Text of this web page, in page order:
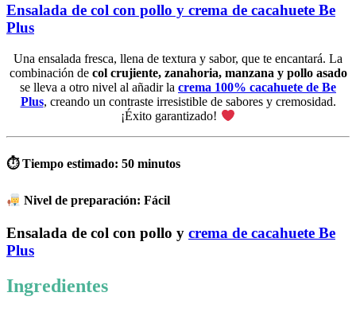
Ensalada de col con pollo y crema de cacahuete Be
Plus
Una ensalada fresca, llena de textura y sabor, que te encantará. La
combinación de col crujiente, zanahoria, manzana y pollo asado
se lleva a otro nivel al añadir la crema 100% cacahuete de Be
Plus, creando un contraste irresistible de sabores y cremosidad.
¡Éxito garantizado!
⏱ Tiempo estimado: 50 minutos
Nivel de preparación: Fácil
Ensalada de col con pollo y crema de cacahuete Be
Plus
Ingredientes